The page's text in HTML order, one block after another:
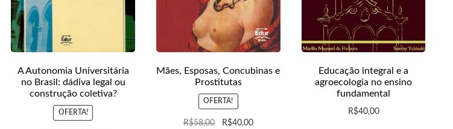
A Autonomia Universitária
no Brasil: dádiva legal ou
construção coletiva?
OFERTA!
Mães, Esposas, Concubinas e
Prostitutas
OFERTA!
R$58,00 R$40,00
Educação integral e a
agroecologia no ensino
fundamental
R$40,00